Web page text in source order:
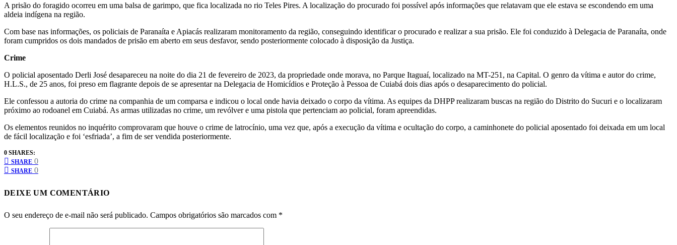
A prisão do foragido ocorreu em uma balsa de garimpo, que fica localizada no rio Teles Pires. A localização do procurado foi possível após informações que relatavam que ele estava se escondendo em uma
aldeia indígena na região.
Com base nas informações, os policiais de Paranaíta e Apiacás realizaram monitoramento da região, conseguindo identificar o procurado e realizar a sua prisão. Ele foi conduzido à Delegacia de Paranaíta, onde
foram cumpridos os dois mandados de prisão em aberto em seus desfavor, sendo posteriormente colocado à disposição da Justiça.
Crime
O policial aposentado Derli José desapareceu na noite do dia 21 de fevereiro de 2023, da propriedade onde morava, no Parque Itaguaí, localizado na MT-251, na Capital. O genro da vítima e autor do crime,
H.L.S., de 25 anos, foi preso em flagrante depois de se apresentar na Delegacia de Homicídios e Proteção à Pessoa de Cuiabá dois dias após o desaparecimento do policial.
Ele confessou a autoria do crime na companhia de um comparsa e indicou o local onde havia deixado o corpo da vítima. As equipes da DHPP realizaram buscas na região do Distrito do Sucuri e o localizaram
próximo ao rodoanel em Cuiabá. As armas utilizadas no crime, um revólver e uma pistola que pertenciam ao policial, foram apreendidas.
Os elementos reunidos no inquérito comprovaram que houve o crime de latrocínio, uma vez que, após a execução da vítima e ocultação do corpo, a caminhonete do policial aposentado foi deixada em um local
de fácil localização e foi ‘esfriada’, a fim de ser vendida posteriormente.
0 SHARES:
SHARE 0
SHARE 0
DEIXE UM COMENTÁRIO
O seu endereço de e-mail não será publicado. Campos obrigatórios são marcados com *